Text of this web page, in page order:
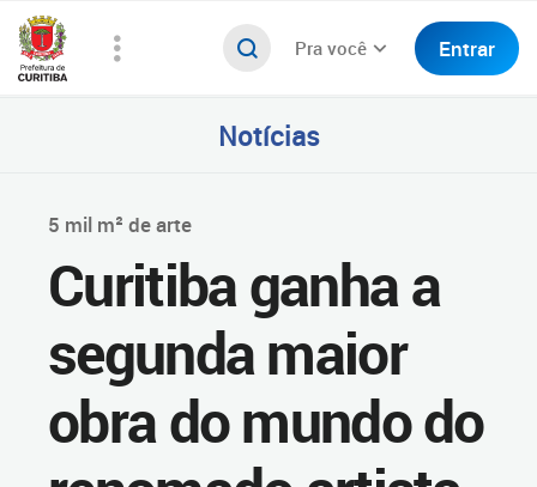
Pra você Entrar
Notícias
5 mil m² de arte
Curitiba ganha a
segunda maior
obra do mundo do